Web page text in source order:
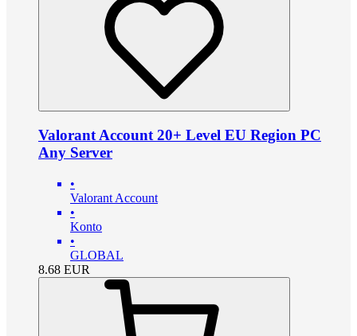
Valorant Account 20+ Level EU Region PC
Any Server
•
Valorant Account
•
Konto
•
GLOBAL
8.68 EUR